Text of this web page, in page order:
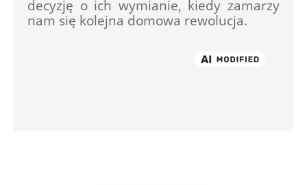
decyzję o ich wymianie, kiedy zamarzy
nam się kolejna domowa rewolucja.